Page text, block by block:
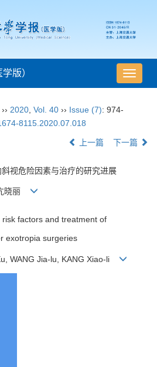
导
航
版）
›› 2020 Vol. 40 ›› Issue (7): 974-
8115.2020.07.018
上一篇 下一篇
视危险因素与治疗的研究进展
晓丽
factors and treatment of
exotropia surgeries
WANG Jia-lu, KANG Xiao-li